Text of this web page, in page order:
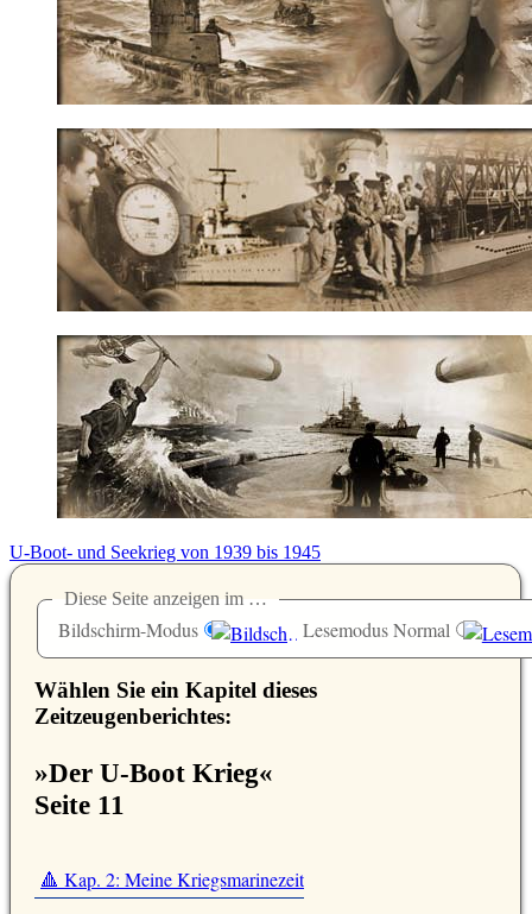
U-Boot- und Seekrieg von 1939 bis 1945
Diese Seite anzeigen im …
Bildschirm-Modus Lesemodus Normal
Wählen Sie ein Kapitel dieses
Zeitzeugenberichtes:
»Der U-Boot Krieg«
Seite 11
🔺 Kap. 2: Meine Kriegsmarinezeit